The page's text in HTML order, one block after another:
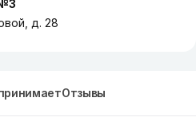
д. 28
Отзывы